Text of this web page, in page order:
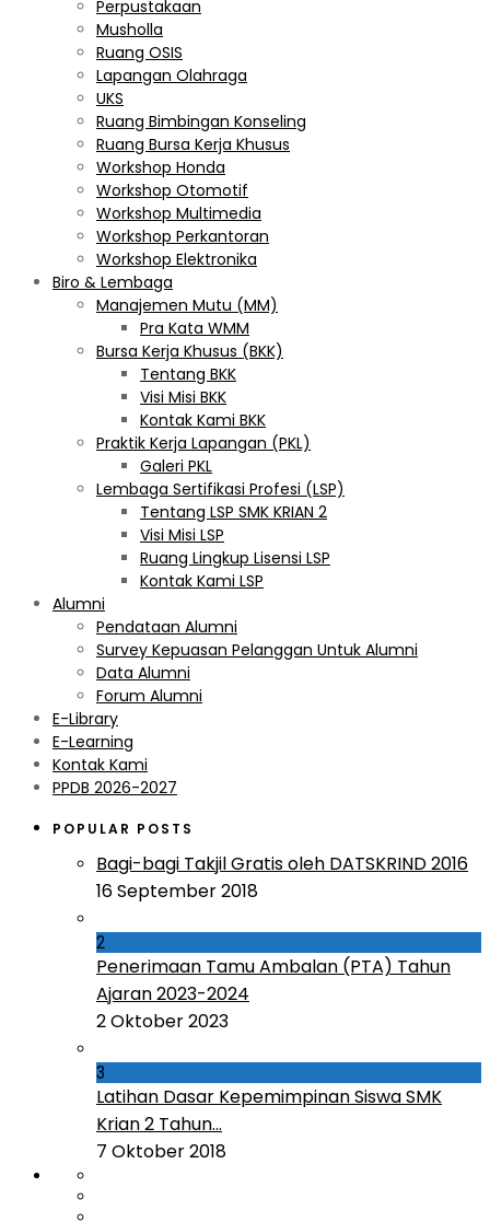
Perpustakaan
Musholla
Ruang OSIS
Lapangan Olahraga
UKS
Ruang Bimbingan Konseling
Ruang Bursa Kerja Khusus
Workshop Honda
Workshop Otomotif
Workshop Multimedia
Workshop Perkantoran
Workshop Elektronika
Biro & Lembaga
Manajemen Mutu (MM)
Pra Kata WMM
Bursa Kerja Khusus (BKK)
Tentang BKK
Visi Misi BKK
Kontak Kami BKK
Praktik Kerja Lapangan (PKL)
Galeri PKL
Lembaga Sertifikasi Profesi (LSP)
Tentang LSP SMK KRIAN 2
Visi Misi LSP
Ruang Lingkup Lisensi LSP
Kontak Kami LSP
Alumni
Pendataan Alumni
Survey Kepuasan Pelanggan Untuk Alumni
Data Alumni
Forum Alumni
E-Library
E-Learning
Kontak Kami
PPDB 2026-2027
POPULAR POSTS
Bagi-bagi Takjil Gratis oleh DATSKRIND 2016
16 September 2018
2
Penerimaan Tamu Ambalan (PTA) Tahun
Ajaran 2023-2024
2 Oktober 2023
3
Latihan Dasar Kepemimpinan Siswa SMK
Krian 2 Tahun...
7 Oktober 2018